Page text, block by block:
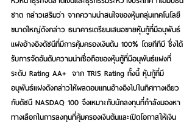
ชาต กล่าวเสริมว่า จากความน่าสนใจของหุ้นกลุ่มเทคโนโลยี
ขนาดใหญ่ดังกล่าว ธนาคารเตรียมเสนอขายหุ้นกู้ที่มีอนุพันธ์
แฝงอ้างอิงดัชนีที่มีการคุ้มครองเงินต้น 100% โดยทีทีบี ซึ่งได้
รับการจัดอันดับความน่าเชื่อถือของหุ้นกู้ที่มีอนุพันธ์แฝงที่
ระดับ Rating AA+  จาก TRIS Rating ทั้งนี้ หุ้นกู้ที่มี
อนุพันธ์แฝงดังกล่าวให้ผลตอบแทนอ้างอิงไปในทิศทางเดียว
กับดัชนี NASDAQ 100 จึงเหมาะกับนักลงทุนที่กำลังมองหา
ทางเลือกในการลงทุนที่คุ้มครองเงินต้นและเปิดโอกาสให้เงิน